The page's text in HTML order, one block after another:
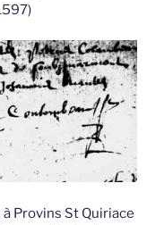
Provins St Quiriace